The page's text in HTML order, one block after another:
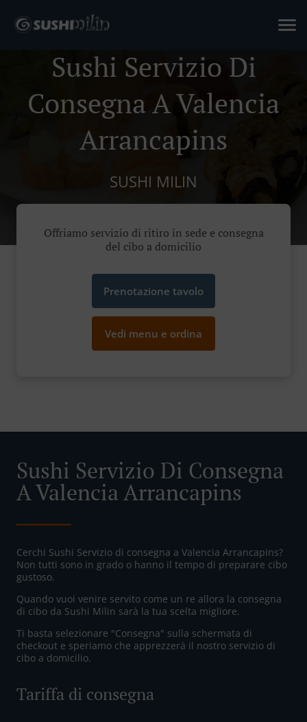
Sushi Servizio Di
Consegna A Valencia
Arrancapins
SUSHI MILIN
Offriamo servizio di ritiro in sede e consegna
del cibo a domicilio
Prenotazione tavolo
Vedi menu e ordina
Sushi Servizio Di Consegna
A Valencia Arrancapins
Cerchi Sushi Servizio di consegna a Valencia Arrancapins?
Non tutti sono in grado o hanno il tempo di preparare cibo
gustoso.
Quando vuoi venire servito come un re allora la consegna
di cibo da Sushi Milin sarà la tua scelta migliore.
Ti basta selezionare "Consegna" sulla schermata di
checkout e speriamo che apprezzerà il nostro servizio di
cibo a domicilio.
Tariffa di consegna